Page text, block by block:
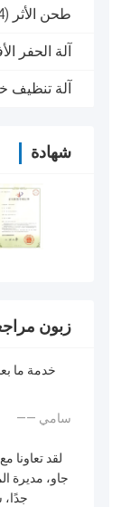
طحن الأثر (4)
آلة الحفر
آلة تنظيف
شهادة
زبون
خدمة ما
—— سامي
لقد تعاونا
جاو، مديرة